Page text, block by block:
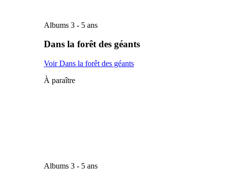
Albums 3 - 5 ans
Dans la forêt des géants
Voir Dans la forêt des géants
À paraître
Albums 3 - 5 ans